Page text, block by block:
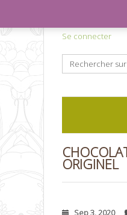
Se connecter
ORIGINEL
Sep 3, 2020